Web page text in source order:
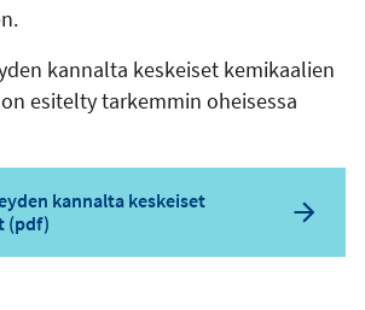
kannalta keskeiset kemikaalien
esitelty tarkemmin oheisessa
kannalta keskeiset
(pdf)